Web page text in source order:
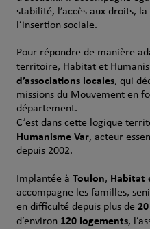
stabilité, l’accès aux droits,
l’insertion sociale.
Pour répondre de manière
territoire, Habitat et
d’associations locales, qui
missions du Mouvement en
département.
C’est dans cette logique
Humanisme Var, acteur
depuis 2002.
Implantée à Toulon, Habitat
accompagne les familles,
en difficulté depuis plus de
d’environ 120 logements,